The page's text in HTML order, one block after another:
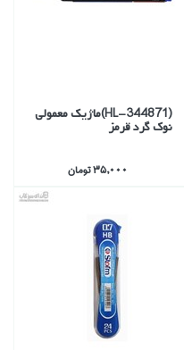
(HL-344871)ماژيك معمولي
نوك گرد قرمز
35,000 تومان